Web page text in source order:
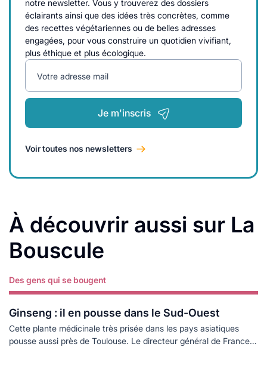
notre newsletter. Vous y trouverez des dossiers
éclairants ainsi que des idées très concrètes, comme
des recettes végétariennes ou de belles adresses
engagées, pour vous construire un quotidien vivifiant,
plus éthique et plus écologique.
Votre adresse mail
Je m'inscris
Voir toutes nos newsletters
À découvrir aussi sur La
Bouscule
Des gens qui se bougent
Ginseng : il en pousse dans le Sud-Ouest
Cette plante médicinale très prisée dans les pays asiatiques
pousse aussi près de Toulouse. Le directeur général de France
Lire plus